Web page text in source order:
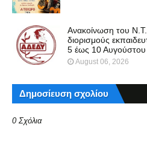
Ανακοίνωση του
διορισμούς
5 έως 10
August 06, 2026
Δημοσίευση σχολίου
0 Σχόλια